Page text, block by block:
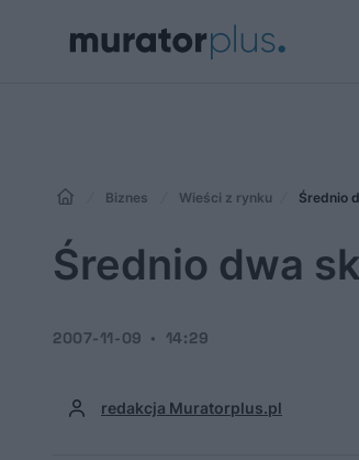
Biznes Wieści z rynku Średnio
Średnio dwa
redakcja Muratorplus.pl
2007-11-09 14:29